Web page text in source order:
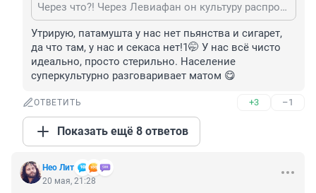
Через что?! Через Левиафан он культуру распространяет?! - культуру пьянства и сигарет?? Да он наоборот такими фильмами оскверняет нашу культуру, в котором специально очерняет образ русского человека и представление о нашей стране
Утрирую, патамушта у нас нет пьянства и сигарет,
да что там, у нас и секаса нет!1🤭 У нас всё чисто
идеально, просто стерильно. Население
суперкультурно разговаривает матом 😋
ОТВЕТИТЬ +3 –1
Показать ещё 8 ответов
Нео Лит
20 мая, 21:28